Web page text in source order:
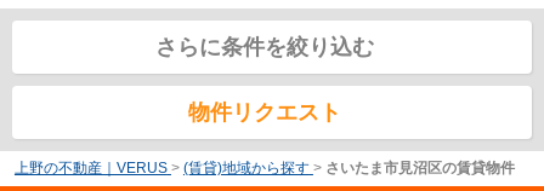
さらに条件を絞り込む
物件リクエスト
上野の不動産｜VERUS > (賃貸)地域から探す > さいたま市見沼区の賃貸物件